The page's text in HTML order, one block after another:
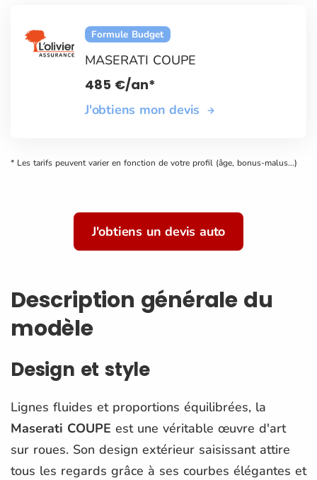
Formule Budget
MASERATI COUPE
485 €/an*
J'obtiens mon devis
* Les tarifs peuvent varier en fonction de votre profil (âge, bonus-malus...)
J'obtiens un devis auto
Description générale du
modèle
Design et style
Lignes fluides et proportions équilibrées, la
Maserati COUPE est une véritable œuvre d'art
sur roues. Son design extérieur saisissant attire
tous les regards grâce à ses courbes élégantes et